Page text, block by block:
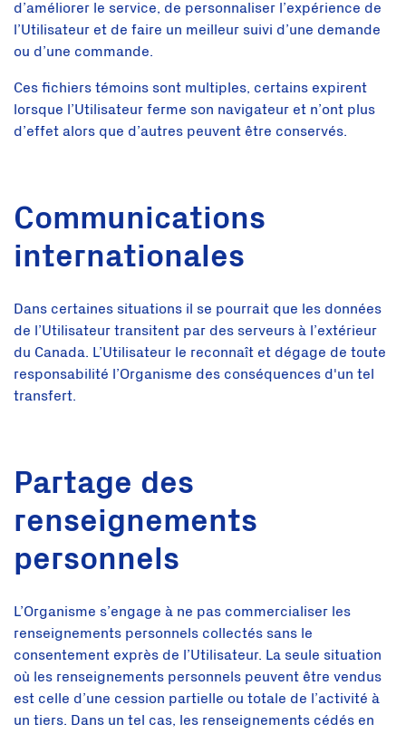
d’améliorer le service, de personnaliser l’expérience de
l’Utilisateur et de faire un meilleur suivi d’une demande
ou d’une commande.
Ces fichiers témoins sont multiples, certains expirent
lorsque l’Utilisateur ferme son navigateur et n’ont plus
d’effet alors que d’autres peuvent être conservés.
Communications
internationales
Dans certaines situations il se pourrait que les données
de l’Utilisateur transitent par des serveurs à l’extérieur
du Canada. L’Utilisateur le reconnaît et dégage de toute
responsabilité l’Organisme des conséquences d'un tel
transfert.
Partage des
renseignements
personnels
L’Organisme s’engage à ne pas commercialiser les
renseignements personnels collectés sans le
consentement exprès de l’Utilisateur. La seule situation
où les renseignements personnels peuvent être vendus
est celle d’une cession partielle ou totale de l’activité à
un tiers. Dans un tel cas, les renseignements cédés en